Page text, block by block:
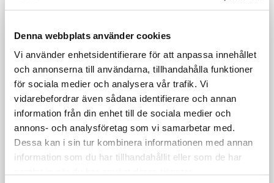
Denna webbplats använder cookies
Vi använder enhetsidentifierare för att anpassa innehållet
och annonserna till användarna, tillhandahålla funktioner
för sociala medier och analysera vår trafik. Vi
vidarebefordrar även sådana identifierare och annan
information från din enhet till de sociala medier och
annons- och analysföretag som vi samarbetar med.
Dessa kan i sin tur kombinera informationen med annan
information som du har tillhandahållit eller som de har